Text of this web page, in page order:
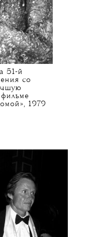
51-й
со
1979